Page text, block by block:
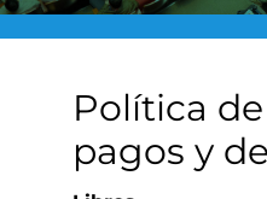
Política
pagos y